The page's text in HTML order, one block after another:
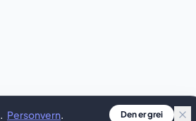
Personvern Den er grei